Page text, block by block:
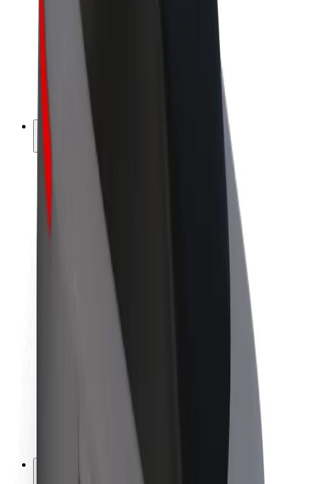
Výdělky kurýra
Flotily
Franšízy
O společnosti Bolt
Udržitelnost podle Boltu
Projekt Zero
Tiskové centrum
Pokyny ke značce
Vztahy s investory